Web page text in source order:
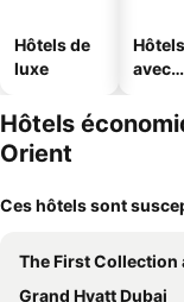
Hôtels de
luxe
Hôtels
avec
Hôtels
Orient
Ces hôtels sont
The First Collection at Jumeirah Village Circle, a
Grand Hyatt Dubai